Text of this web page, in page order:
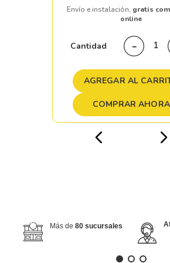
Envío e instalación, gratis
online
Cantidad －
AGREGAR AL
COMPRAR AHORA
Más de 80 sucursales